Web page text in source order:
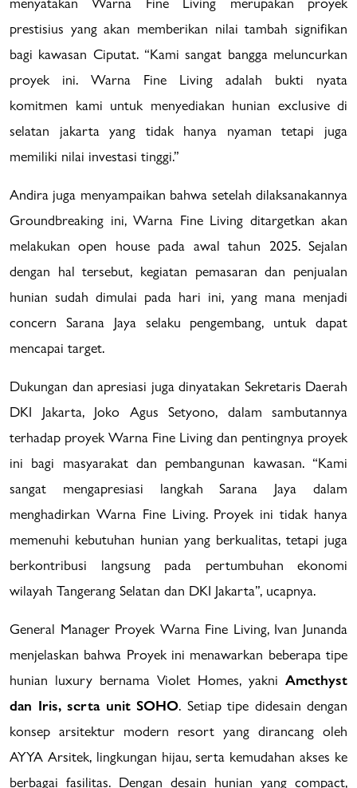
prestisius yang akan memberikan nilai tambah signifikan
bagi kawasan Ciputat. “Kami sangat bangga meluncurkan
proyek ini. Warna Fine Living adalah bukti nyata
komitmen kami untuk menyediakan hunian exclusive di
selatan jakarta yang tidak hanya nyaman tetapi juga
memiliki nilai investasi tinggi.”
Andira juga menyampaikan bahwa setelah dilaksanakannya
Groundbreaking ini, Warna Fine Living ditargetkan akan
melakukan open house pada awal tahun 2025. Sejalan
dengan hal tersebut, kegiatan pemasaran dan penjualan
hunian sudah dimulai pada hari ini, yang mana menjadi
concern Sarana Jaya selaku pengembang, untuk dapat
mencapai target.
Dukungan dan apresiasi juga dinyatakan Sekretaris Daerah
DKI Jakarta, Joko Agus Setyono, dalam sambutannya
terhadap proyek Warna Fine Living dan pentingnya proyek
ini bagi masyarakat dan pembangunan kawasan. “Kami
sangat mengapresiasi langkah Sarana Jaya dalam
menghadirkan Warna Fine Living. Proyek ini tidak hanya
memenuhi kebutuhan hunian yang berkualitas, tetapi juga
berkontribusi langsung pada pertumbuhan ekonomi
wilayah Tangerang Selatan dan DKI Jakarta”, ucapnya.
General Manager Proyek Warna Fine Living, Ivan Junanda
menjelaskan bahwa Proyek ini menawarkan beberapa tipe
hunian luxury bernama Violet Homes, yakni Amethyst
dan Iris, serta unit SOHO. Setiap tipe didesain dengan
konsep arsitektur modern resort yang dirancang oleh
AYYA Arsitek, lingkungan hijau, serta kemudahan akses ke
berbagai fasilitas. Dengan desain hunian yang compact,